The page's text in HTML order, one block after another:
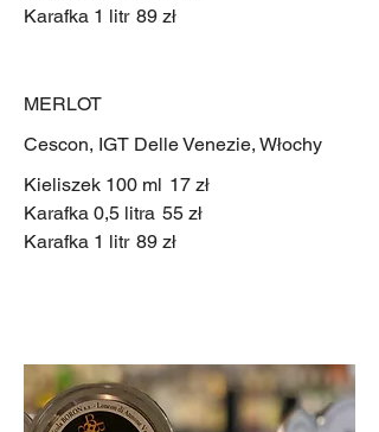
Karafka 1 litr 89 zł
MERLOT
Cescon, IGT Delle Venezie, Włochy
Kieliszek 100 ml 17 zł
Karafka 0,5 litra 55 zł
Karafka 1 litr 89 zł